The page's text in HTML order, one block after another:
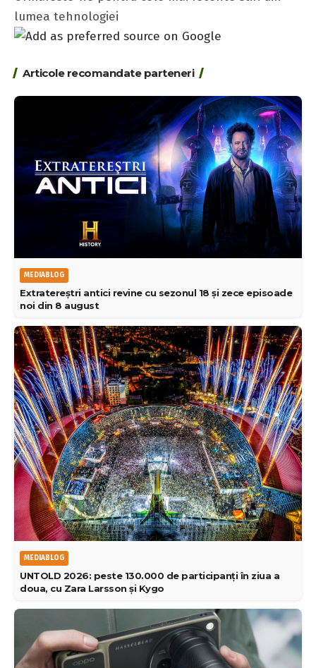
lumea tehnologiei
Articole recomandate parteneri
MEDIABLOG
Extratereștri antici revine cu sezonul 18 și zece episoade
noi din 8 august
MEDIABLOG
UNTOLD 2026: peste 130.000 de participanți în ziua a
doua, cu Zara Larsson și Kygo